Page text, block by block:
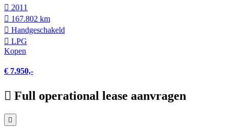
2011
167.802 km
Hand­geschakeld
LPG
Kopen
€ 7.950,-
Full operational lease aanvragen